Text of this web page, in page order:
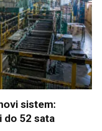
sistem:
do 52 sata